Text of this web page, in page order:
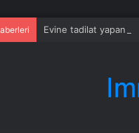
Evine tadilat yapan